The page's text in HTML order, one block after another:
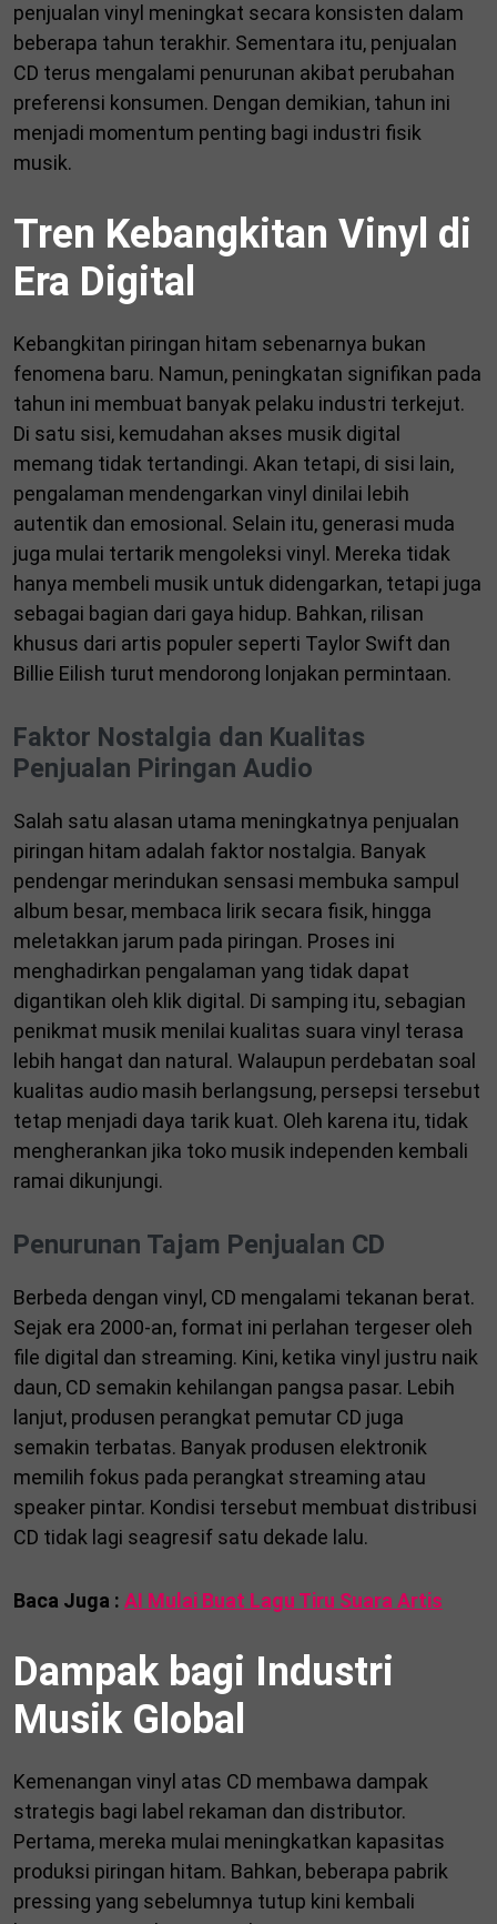
penjualan vinyl meningkat secara konsisten dalam
beberapa tahun terakhir. Sementara itu, penjualan
CD terus mengalami penurunan akibat perubahan
preferensi konsumen. Dengan demikian, tahun ini
menjadi momentum penting bagi industri fisik
musik.
Tren Kebangkitan Vinyl di
Era Digital
Kebangkitan piringan hitam sebenarnya bukan
fenomena baru. Namun, peningkatan signifikan pada
tahun ini membuat banyak pelaku industri terkejut.
Di satu sisi, kemudahan akses musik digital
memang tidak tertandingi. Akan tetapi, di sisi lain,
pengalaman mendengarkan vinyl dinilai lebih
autentik dan emosional. Selain itu, generasi muda
juga mulai tertarik mengoleksi vinyl. Mereka tidak
hanya membeli musik untuk didengarkan, tetapi juga
sebagai bagian dari gaya hidup. Bahkan, rilisan
khusus dari artis populer seperti Taylor Swift dan
Billie Eilish turut mendorong lonjakan permintaan.
Faktor Nostalgia dan Kualitas
Penjualan Piringan Audio
Salah satu alasan utama meningkatnya penjualan
piringan hitam adalah faktor nostalgia. Banyak
pendengar merindukan sensasi membuka sampul
album besar, membaca lirik secara fisik, hingga
meletakkan jarum pada piringan. Proses ini
menghadirkan pengalaman yang tidak dapat
digantikan oleh klik digital. Di samping itu, sebagian
penikmat musik menilai kualitas suara vinyl terasa
lebih hangat dan natural. Walaupun perdebatan soal
kualitas audio masih berlangsung, persepsi tersebut
tetap menjadi daya tarik kuat. Oleh karena itu, tidak
mengherankan jika toko musik independen kembali
ramai dikunjungi.
Penurunan Tajam Penjualan CD
Berbeda dengan vinyl, CD mengalami tekanan berat.
Sejak era 2000-an, format ini perlahan tergeser oleh
file digital dan streaming. Kini, ketika vinyl justru naik
daun, CD semakin kehilangan pangsa pasar. Lebih
lanjut, produsen perangkat pemutar CD juga
semakin terbatas. Banyak produsen elektronik
memilih fokus pada perangkat streaming atau
speaker pintar. Kondisi tersebut membuat distribusi
CD tidak lagi seagresif satu dekade lalu.
Baca Juga : AI Mulai Buat Lagu Tiru Suara Artis
Dampak bagi Industri
Musik Global
Kemenangan vinyl atas CD membawa dampak
strategis bagi label rekaman dan distributor.
Pertama, mereka mulai meningkatkan kapasitas
produksi piringan hitam. Bahkan, beberapa pabrik
pressing yang sebelumnya tutup kini kembali